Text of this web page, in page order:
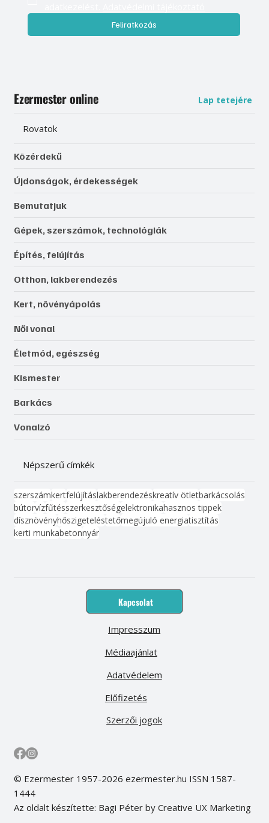
Feliratkozás
Ezermester online Lap tetejére
Rovatok
Közérdekű
Újdonságok, érdekességek
Bemutatjuk
Gépek, szerszámok, technológiák
Építés, felújítás
Otthon, lakberendezés
Kert, növényápolás
Női vonal
Életmód, egészség
Kismester
Barkács
Vonalzó
Népszerű címkék
szerszámkertfelújításlakberendezéskreatív ötletbarkácsolás
bútorvízfűtésszerkesztőségelektronikahasznos tippek
dísznövényhőszigeteléstetőmegújuló energiatisztítás
kerti munkabetonnyár
Kapcsolat
Médiaajánlat
Előfizetés
Impresszum
Adatvédelem
Szerzői jogok
© Ezermester 1957-2026 ezermester.hu ISSN 1587-
1444
Az oldalt készítette: Bagi Péter by Creative UX Marketing